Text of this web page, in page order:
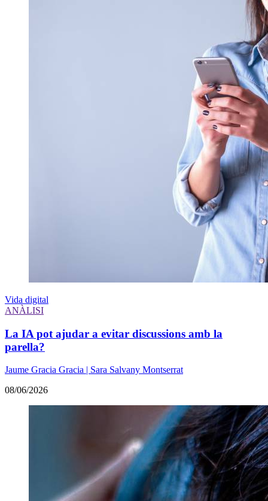
Vida digital
ANÀLISI
La IA pot ajudar a evitar discussions amb la
parella?
Jaume Gracia Gracia | Sara Salvany Montserrat
08/06/2026